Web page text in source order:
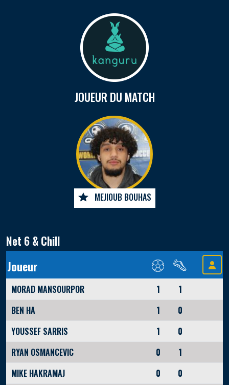
JOUEUR DU MATCH
MEJIOUB BOUHAS
Net 6 & Chill
Joueur
MORAD MANSOURPOR 1
1
BEN HA
1
0
YOUSSEF SARRIS
1
0
RYAN OSMANCEVIC
0
1
MIKE HAKRAMAJ
0
0